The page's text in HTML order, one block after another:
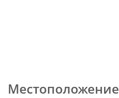
Местоположение